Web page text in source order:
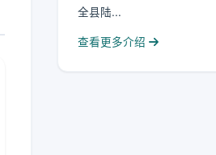
全县陆...
查看更多介绍